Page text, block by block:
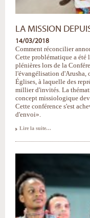
LA MISSION
14/03/2018
Comment réconcilier
Cette problématique a été
plénières lors de la
l'évangélisation d'Arusha,
Églises, à laquelle des
millier d'invités. La
concept missiologique
Cette conférence s'est
d'envoi».
La
Lire la suite…